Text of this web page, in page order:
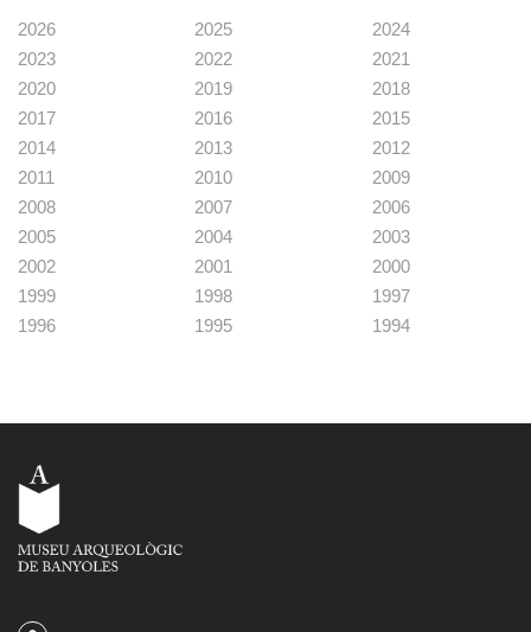
2026 2025
2024
2023
2022
2021
2020
2019
2018
2017
2016
2015
2014
2013
2012
2011
2010
2009
2008
2007
2006
2005
2004
2003
2002
2001
2000
1999
1998
1997
1996
1995 1994